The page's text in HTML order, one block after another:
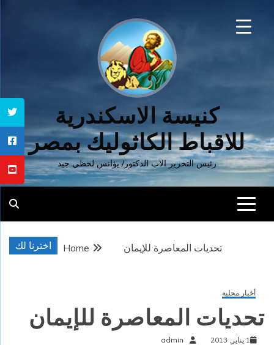
كنيسة الاسكندرية
للاقباط الكاثوليك بمصر
رئيس التحرير الاب الدكتور/ يؤانس لحظي جيد
اخترنا لك Home تحديات المعاصرة للإيمان
أخبار محلية
تحديات المعاصرة للإيمان
1 يناير, 2013 admin